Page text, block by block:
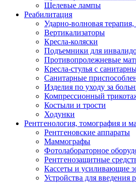
Щелевые лампы
Реабилитация
Ударно-волновая
Вертикализаторы
Кресла-коляски
Подъемники для
Противопролежневые
Кресла-стулья с
Санитарные
Изделия по уходу за
Компрессионный
Костыли и трости
Ходунки
Рентгенология, томография и
Рентгеновские аппараты
Маммографы
Фотолабораторное
Рентгенозащитные
Кассеты и усиливающие
Устройства для введения